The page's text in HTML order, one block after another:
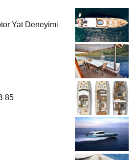
Yat Deneyimi
85